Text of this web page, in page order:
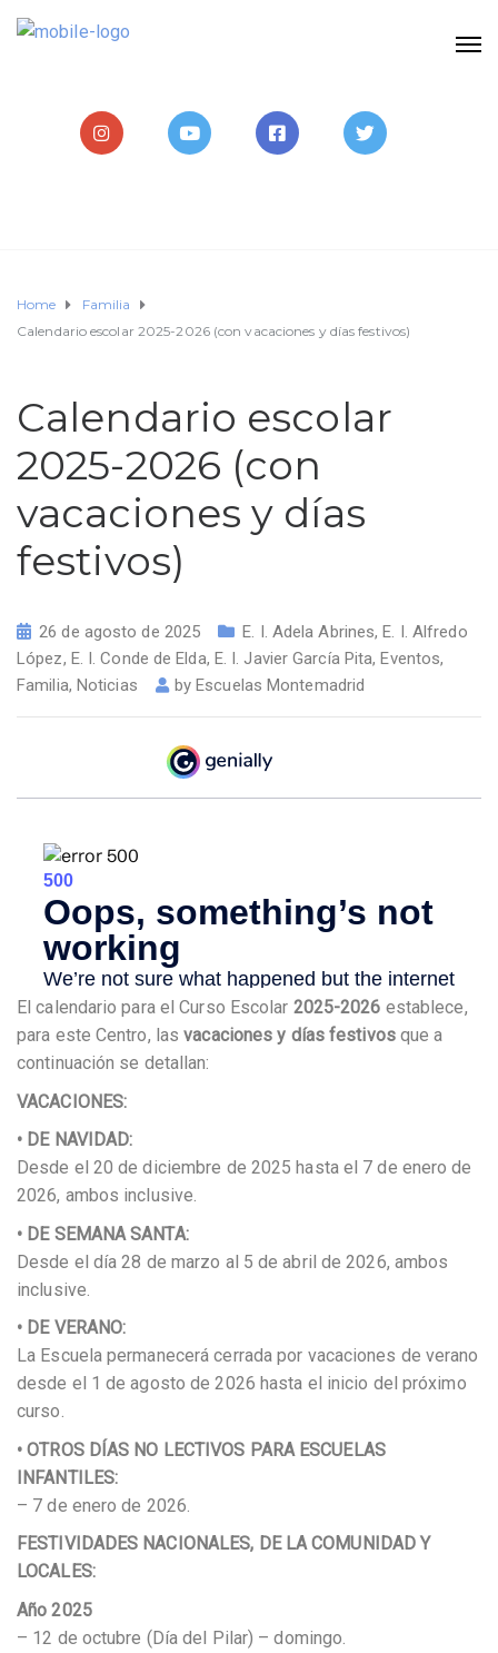
Home
Familia
Calendario escolar 2025-2026 (con vacaciones y días festivos)
Calendario escolar
2025-2026 (con
vacaciones y días
festivos)
26 de agosto de 2025 E. I. Adela Abrines,E. I. Alfredo
López, E. I. Conde de Elda, E. I. Javier García Pita,Eventos,
Familia, Noticias byEscuelas Montemadrid
El calendario para el Curso Escolar 2025-2026 establece,
para este Centro, lasvacaciones y días festivos que a
continuación se detallan:
VACACIONES:
• DE NAVIDAD:
Desde el 20 de diciembre de 2025 hasta el 7 de enero de
2026, ambos inclusive.
• DE SEMANA SANTA:
Desde el día 28 de marzo al 5 de abril de 2026, ambos
inclusive.
• DE VERANO:
La Escuela permanecerá cerrada por vacaciones de verano
desde el 1 de agosto de 2026 hasta el inicio del próximo
curso.
• OTROS DÍAS NO LECTIVOS PARA ESCUELAS
INFANTILES:
– 7 de enero de 2026.
FESTIVIDADES NACIONALES, DE LA COMUNIDAD Y
LOCALES:
Año 2025
– 12 de octubre (Día del Pilar) – domingo.